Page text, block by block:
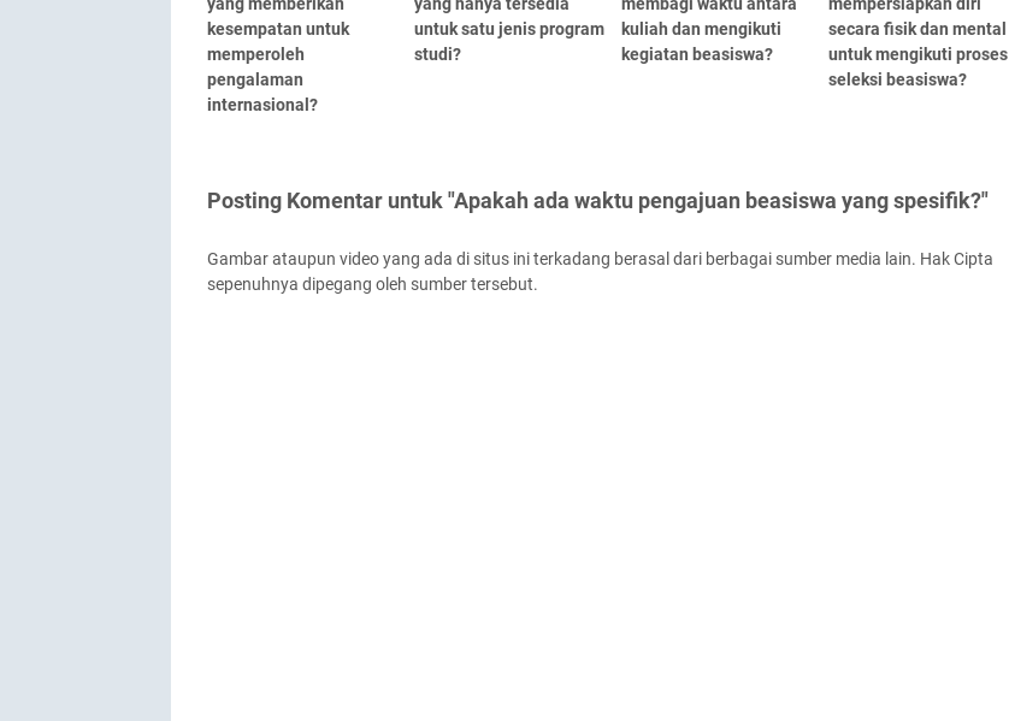
kesempatan untuk
memperoleh
pengalaman
internasional?
untuk satu jenis program
studi?
kuliah dan mengikuti
kegiatan beasiswa?
secara fisik dan mental
untuk mengikuti proses
seleksi beasiswa?
Posting Komentar untuk "Apakah ada waktu pengajuan beasiswa yang spesifik?"
Gambar ataupun video yang ada di situs ini terkadang berasal dari berbagai sumber media lain. Hak Cipta
sepenuhnya dipegang oleh sumber tersebut.